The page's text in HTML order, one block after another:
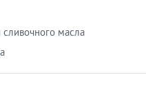
масла